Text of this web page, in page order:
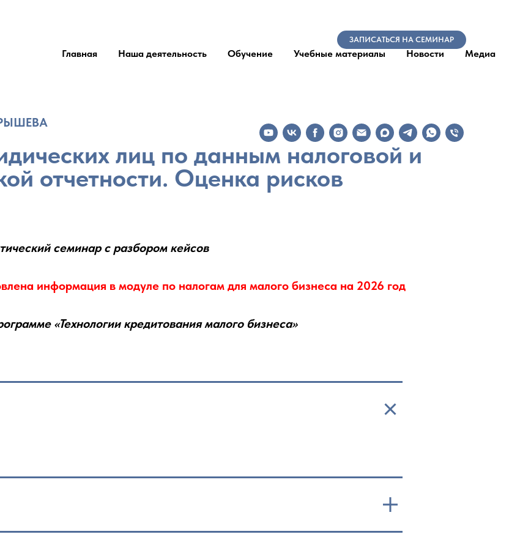
Главная Наша деятельность Обучение Учебные материалы Новости Медиа
лиц по данным налоговой и
отчетности. Оценка рисков
семинар с разбором кейсов
информация в модуле по налогам для малого бизнеса на 2026 год
«Технологии кредитования малого бизнеса»
ЗАПИСАТЬСЯ НА СЕМИНАР